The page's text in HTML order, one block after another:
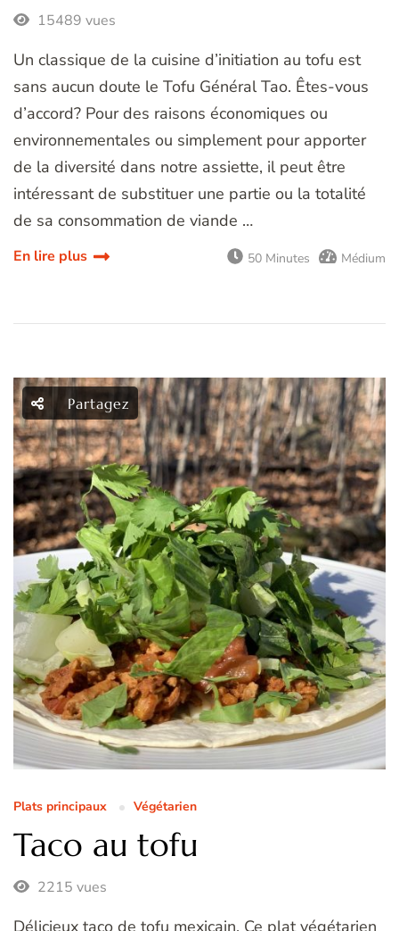
15489 vues
Un classique de la cuisine d’initiation au tofu est
sans aucun doute le Tofu Général Tao. Êtes-vous
d’accord? Pour des raisons économiques ou
environnementales ou simplement pour apporter
de la diversité dans notre assiette, il peut être
intéressant de substituer une partie ou la totalité
de sa consommation de viande …
En lire plus 50 Minutes Médium
Partagez
Plats principaux Végétarien
Taco au tofu
2215 vues